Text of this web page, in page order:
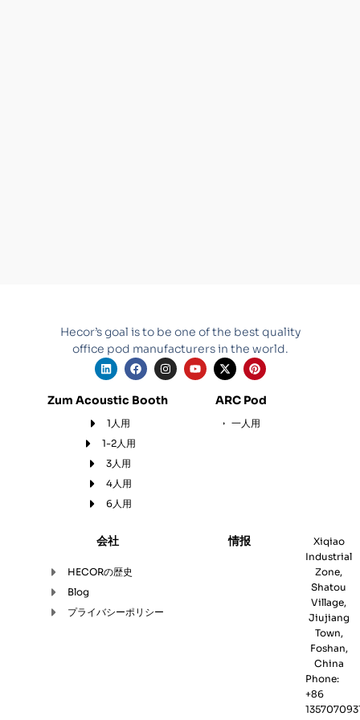
Hecor’s goal is to be one of the best quality
office pod manufacturers in the world.
L
i
n
k
e
d
n
F
a
c
e
b
k
I
n
s
t
a
Y
o
u
X
-
t
w
i
t
P
i
n
t
e
r
e
Zum Acoustic Booth
1人用
1-2人用
3人用
4人用
6人用
ARC Pod
一人用
会社
HECORの歴史
Blog
プライバシーポリシー
情报
Xiqiao
Industrial
Zone,
Shatou
Village,
Jiujiang
Town,
Foshan,
China
Phone:
+86